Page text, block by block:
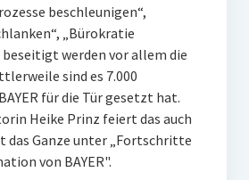
beschleunigen“,
„Bürokratie
beseitigt werden vor allem die
sind es 7.000
für die Tür gesetzt hat.
Heike Prinz feiert das auch
das Ganze unter „Fortschritte
von BAYER".